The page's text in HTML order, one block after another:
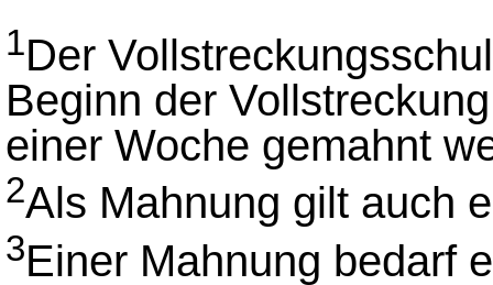
1Der
Beginn der
einer Woche gemahnt
2Als Mahnung gilt auch
3Einer Mahnung bedarf